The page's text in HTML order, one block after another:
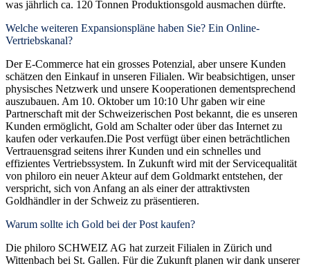
was jährlich ca. 120 Tonnen Produktionsgold ausmachen dürfte.
Welche weiteren Expansionspläne haben Sie? Ein Online-
Vertriebskanal?
Der E-Commerce hat ein grosses Potenzial, aber unsere Kunden
schätzen den Einkauf in unseren Filialen. Wir beabsichtigen, unser
physisches Netzwerk und unsere Kooperationen dementsprechend
auszubauen. Am 10. Oktober um 10:10 Uhr gaben wir eine
Partnerschaft mit der Schweizerischen Post bekannt, die es unseren
Kunden ermöglicht, Gold am Schalter oder über das Internet zu
kaufen oder verkaufen.Die Post verfügt über einen beträchtlichen
Vertrauensgrad seitens ihrer Kunden und ein schnelles und
effizientes Vertriebssystem. In Zukunft wird mit der Servicequalität
von philoro ein neuer Akteur auf dem Goldmarkt entstehen, der
verspricht, sich von Anfang an als einer der attraktivsten
Goldhändler in der Schweiz zu präsentieren.
Warum sollte ich Gold bei der Post kaufen?
Die philoro SCHWEIZ AG hat zurzeit Filialen in Zürich und
Wittenbach bei St. Gallen. Für die Zukunft planen wir dank unserer